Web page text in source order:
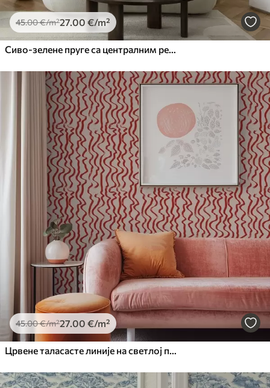
45.00€/m²27.00 €/m²
Сиво-зелене пруге са централним редом кругова
45.00€/m²27.00 €/m²
Црвене таласасте линије на светлој позадини